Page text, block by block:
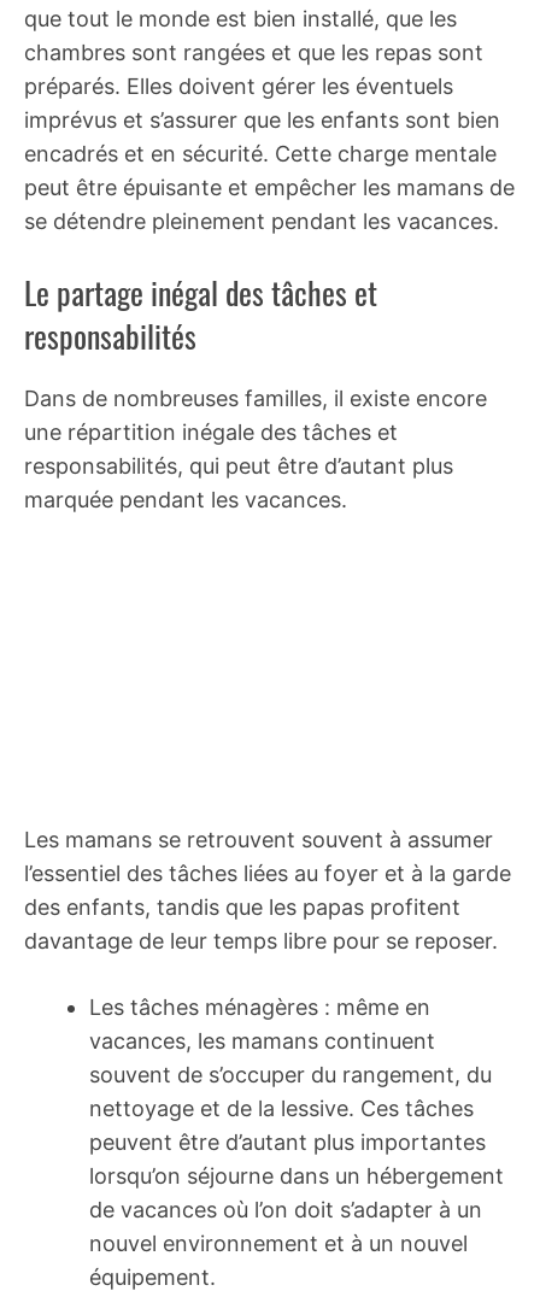
que tout le monde est bien installé, que les
chambres sont rangées et que les repas sont
préparés. Elles doivent gérer les éventuels
imprévus et s’assurer que les enfants sont bien
encadrés et en sécurité. Cette charge mentale
peut être épuisante et empêcher les mamans de
se détendre pleinement pendant les vacances.
Le partage inégal des tâches et
responsabilités
Dans de nombreuses familles, il existe encore
une répartition inégale des tâches et
responsabilités, qui peut être d’autant plus
marquée pendant les vacances.
Les mamans se retrouvent souvent à assumer
l’essentiel des tâches liées au foyer et à la garde
des enfants, tandis que les papas profitent
davantage de leur temps libre pour se reposer.
Les tâches ménagères : même en
vacances, les mamans continuent
souvent de s’occuper du rangement, du
nettoyage et de la lessive. Ces tâches
peuvent être d’autant plus importantes
lorsqu’on séjourne dans un hébergement
de vacances où l’on doit s’adapter à un
nouvel environnement et à un nouvel
équipement.